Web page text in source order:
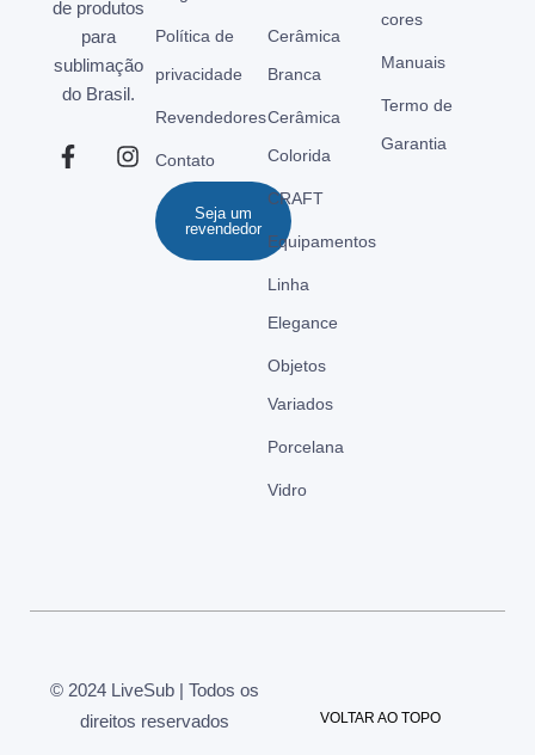
de produtos
para
sublimação
do Brasil.
Política de
privacidade
Revendedores
Contato
Seja um
revendedor
Cerâmica
Branca
Cerâmica
Colorida
CRAFT
Equipamentos
Linha
Elegance
Objetos
Variados
Porcelana
Vidro
cores
Manuais
Termo de
Garantia
© 2024 LiveSub | Todos os
direitos reservados
VOLTAR AO TOPO